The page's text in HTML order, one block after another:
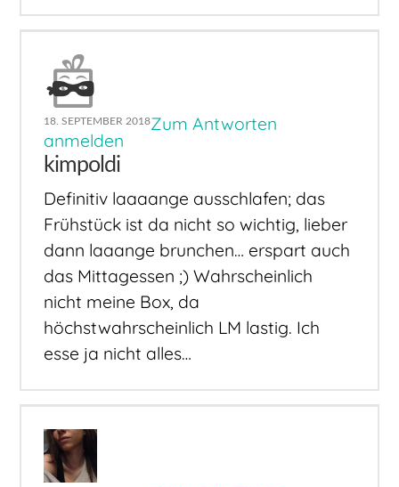
18. SEPTEMBER 2018Zum Antworten
anmelden
kimpoldi
Definitiv laaaange ausschlafen; das
Frühstück ist da nicht so wichtig, lieber
dann laaange brunchen… erspart auch
das Mittagessen ;) Wahrscheinlich
nicht meine Box, da
höchstwahrscheinlich LM lastig. Ich
esse ja nicht alles…